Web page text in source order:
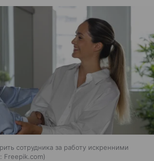
сотрудника за работу искренними
Freepik.com